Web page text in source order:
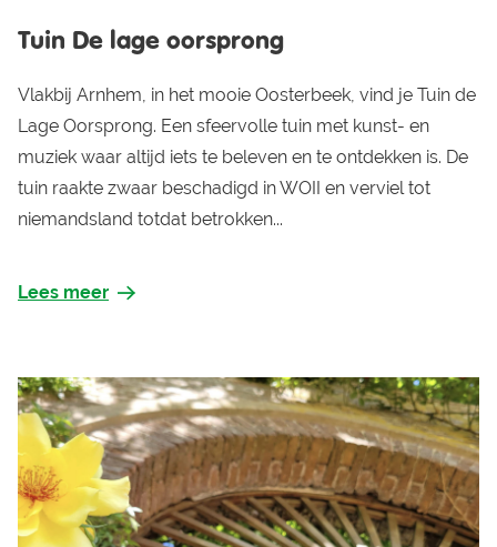
Tuin De lage oorsprong
Vlakbij Arnhem, in het mooie Oosterbeek, vind je Tuin de
Lage Oorsprong. Een sfeervolle tuin met kunst- en
muziek waar altijd iets te beleven en te ontdekken is. De
tuin raakte zwaar beschadigd in WOII en verviel tot
niemandsland totdat betrokken...
Lees meer